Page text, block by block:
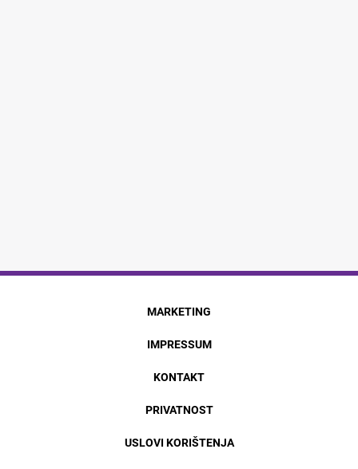
MARKETING
IMPRESSUM
KONTAKT
PRIVATNOST
USLOVI KORIŠTENJA